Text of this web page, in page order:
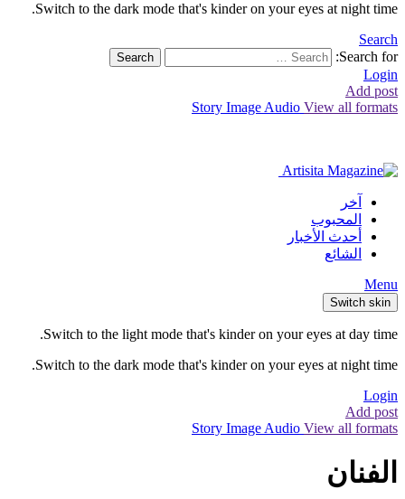
Switch to the dark mode that's kinder on your eyes at night time.
Search
Search for:
Search
Login
Add post
Story Image Audio View all formats
آخر
المحبوب
أحدث الأخبار
الشائع
Menu
Switch skin
Switch to the light mode that's kinder on your eyes at day time.
Switch to the dark mode that's kinder on your eyes at night time.
Login
Add post
Story Image Audio View all formats
الفنان